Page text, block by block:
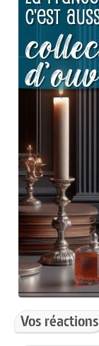
Vos réactions